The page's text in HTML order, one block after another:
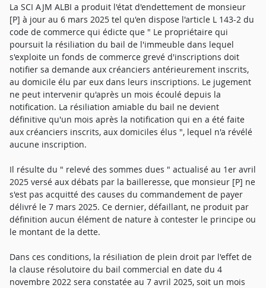
La SCI AJM ALBI a produit l'état d'endettement de monsieur
[P] à jour au 6 mars 2025 tel qu'en dispose l'article L 143-2 du
code de commerce qui édicte que " Le propriétaire qui
poursuit la résiliation du bail de l'immeuble dans lequel
s'exploite un fonds de commerce grevé d'inscriptions doit
notifier sa demande aux créanciers antérieurement inscrits,
au domicile élu par eux dans leurs inscriptions. Le jugement
ne peut intervenir qu'après un mois écoulé depuis la
notification. La résiliation amiable du bail ne devient
définitive qu'un mois après la notification qui en a été faite
aux créanciers inscrits, aux domiciles élus ", lequel n'a révélé
aucune inscription.
Il résulte du " relevé des sommes dues " actualisé au 1er avril
2025 versé aux débats par la bailleresse, que monsieur [P] ne
s'est pas acquitté des causes du commandement de payer
délivré le 7 mars 2025. Ce dernier, défaillant, ne produit par
définition aucun élément de nature à contester le principe ou
le montant de la dette.
Dans ces conditions, la résiliation de plein droit par l'effet de
la clause résolutoire du bail commercial en date du 4
novembre 2022 sera constatée au 7 avril 2025, soit un mois